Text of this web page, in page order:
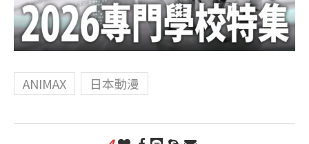
ANIMAX 日本動漫